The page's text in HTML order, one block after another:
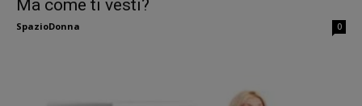
Ma come ti vesti?
SpazioDonna 0